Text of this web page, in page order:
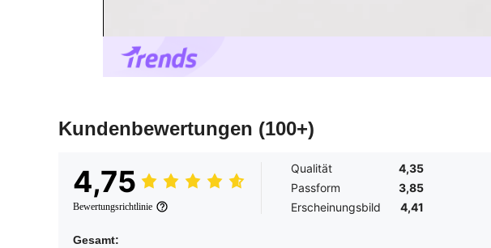
Kundenbewertungen (100+)
4,75
Bewertungsrichtlinie
Qualität
4,35
Passform
3,85
Erscheinungsbild
4,41
Gesamt: